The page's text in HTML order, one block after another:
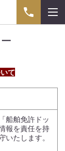
て
船舶免許ドッ
報を責任を持
いたします。